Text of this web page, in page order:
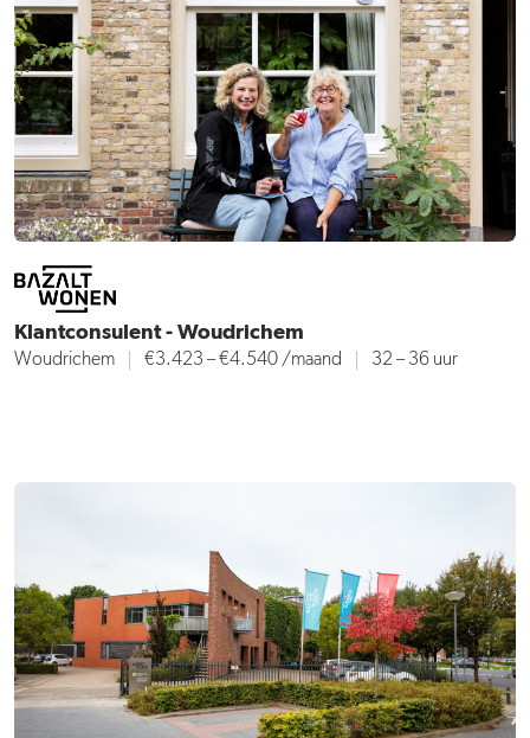
Klantconsulent - Woudrichem
Woudrichem €3.423 – €4.540 /maand 32 – 36 uur